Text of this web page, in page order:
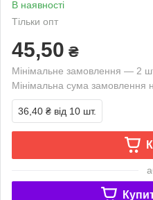
В наявності
Тільки опт
45,50 ₴
Мінімальне замовлення — 2
Мінімальна сума замовлення
36,40 ₴ від 10 шт.